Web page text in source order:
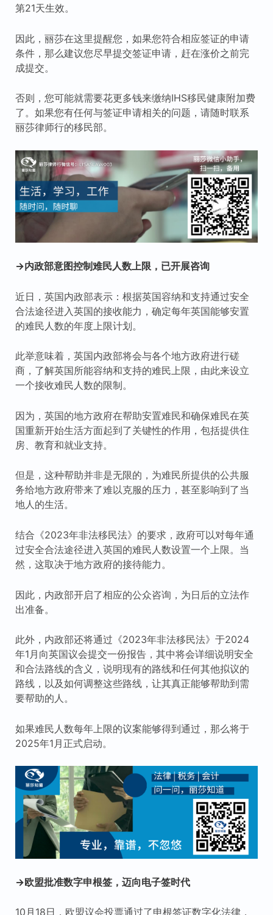
第21天生效。
因此，丽莎在这里提醒您，如果您符合相应签证的申请
条件，那么建议您尽早提交签证申请，赶在涨价之前完
成提交。
否则，您可能就需要花更多钱来缴纳IHS移民健康附加费
了。如果您有任何与签证申请相关的问题，请随时联系
丽莎律师行的移民部。
→内政部意图控制难民人数上限，已开展咨询
近日，英国内政部表示：根据英国容纳和支持通过安全
合法途径进入英国的接收能力，确定每年英国能够安置
的难民人数的年度上限计划。
此举意味着，英国内政部将会与各个地方政府进行磋
商，了解英国所能容纳和支持的难民上限，由此来设立
一个接收难民人数的限制。
因为，英国的地方政府在帮助安置难民和确保难民在英
国重新开始生活方面起到了关键性的作用，包括提供住
房、教育和就业支持。
但是，这种帮助并非是无限的，为难民所提供的公共服
务给地方政府带来了难以克服的压力，甚至影响到了当
地人的生活。
结合《2023年非法移民法》的要求，政府可以对每年通
过安全合法途径进入英国的难民人数设置一个上限。当
然，这取决于地方政府的接待能力。
因此，内政部开启了相应的公众咨询，为日后的立法作
出准备。
此外，内政部还将通过《2023年非法移民法》于2024
年1月向英国议会提交一份报告，其中将会详细说明安全
和合法路线的含义，说明现有的路线和任何其他拟议的
路线，以及如何调整这些路线，让其真正能够帮助到需
要帮助的人。
如果难民人数每年上限的议案能够得到通过，那么将于
2025年1月正式启动。
→欧盟批准数字申根签，迈向电子签时代
10月18日，欧盟议会投票通过了申根签证数字化法律，